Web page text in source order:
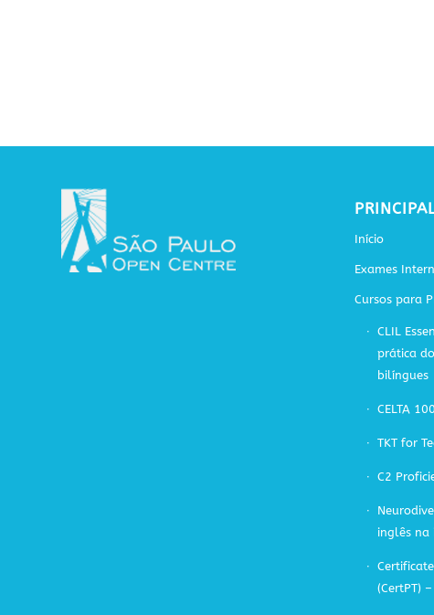
Início
Exames
Cursos para
CLIL
prática
bilíngues
CELTA
TKT for
C2
inglês na
(CertPT)